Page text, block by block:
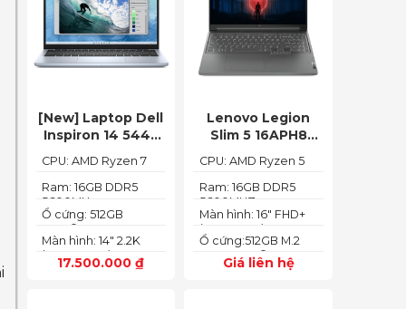
[New] Laptop Dell
Inspiron 14 5445
(Ram 16GB SSD
512GB AMD
Radeon 780M Màn
14inch 2.2K)
17.500.000₫
Màn hình: 14" 2.2K
(2240X1400)
Ổ cứng: 512GB
PCIe® NVMe™ M.2
SSD
Ram: 16GB DDR5
5600MHz
CPU: AMD Ryzen 7
Lenovo Legion
Slim 5 16APH8
RAM 16GB SSD
512GB RTX 4060
16″ FHD+ 144Hz)
Giá liên hệ
Ổ cứng:512GB M.2
2280 PCIe® 4.0 x4
Màn hình: 16" FHD+
(1920x1200) IPS
Ram: 16GB DDR5
5600MHZ
CPU: AMD Ryzen 5